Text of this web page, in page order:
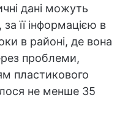
дані можуть
її інформацією в
в районі, де вона
проблеми,
пластикового
не менше 35